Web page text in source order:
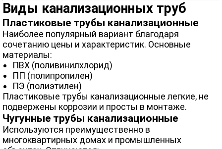
Виды канализационных труб
Пластиковые трубы канализационные
Наиболее популярный вариант благодаря
сочетанию цены и характеристик. Основные
материалы:
ПВХ (поливинилхлорид)
ПП (полипропилен)
ПЭ (полиэтилен)
Пластиковые трубы канализационные легкие, не
подвержены коррозии и просты в монтаже.
Чугунные трубы канализационные
Используются преимущественно в
многоквартирных домах и промышленных